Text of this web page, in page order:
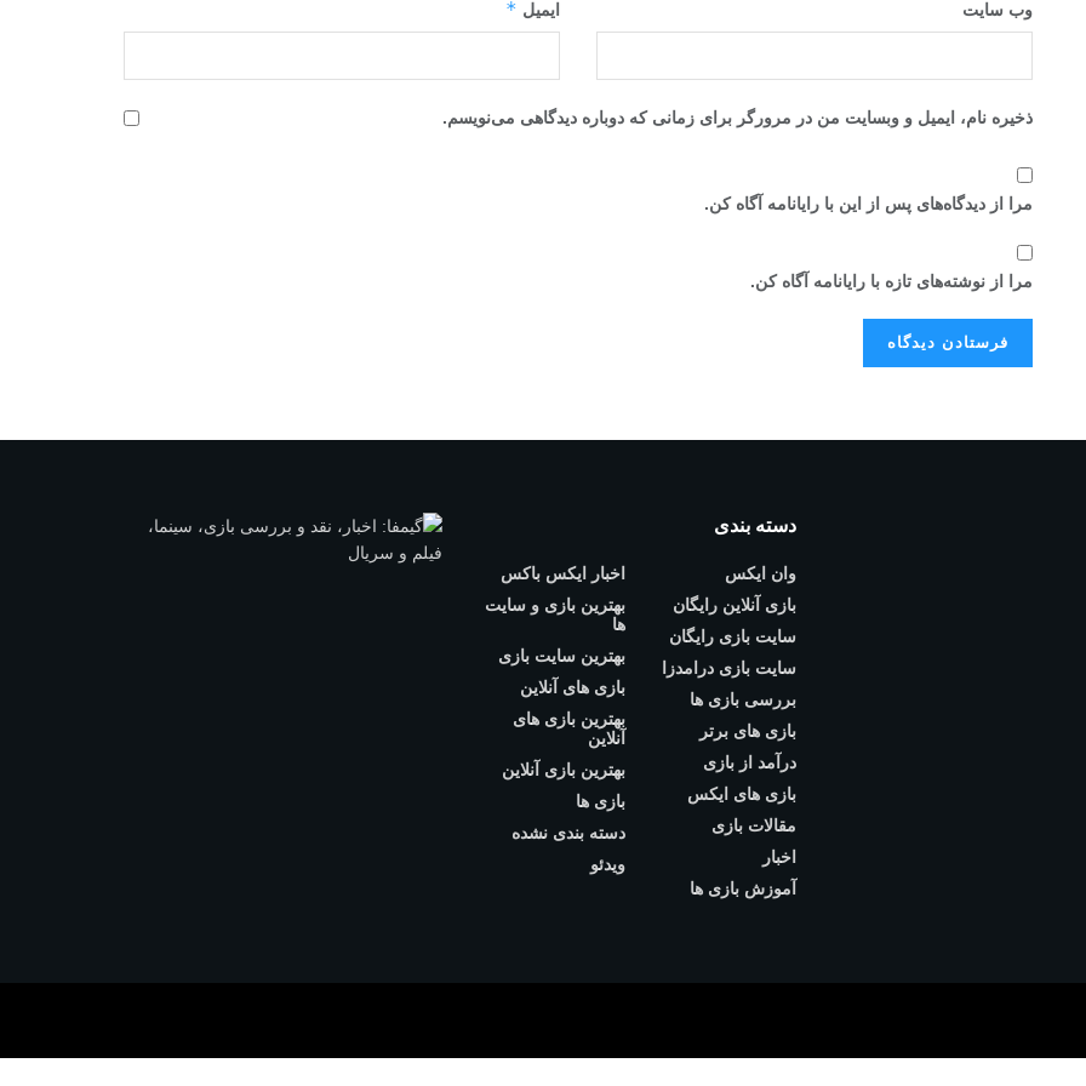
ایمیل * وب‌ سایت
ذخیره نام، ایمیل و وبسایت من در مرورگر برای زمانی که دوباره دیدگاهی می‌نویسم.
مرا از دیدگاه‌های پس از این با رایانامه آگاه کن.
مرا از نوشته‌های تازه با رایانامه آگاه کن.
دسته بندی
وان ایکس
بازی آنلاین رایگان
سایت بازی رایگان
سایت بازی درامدزا
بررسی بازی ها
بازی های برتر
درآمد از بازی
بازی های ایکس
مقالات بازی
اخبار
آموزش بازی ها
اخبار ایکس باکس
بهترین بازی و سایت
ها
بهترین سایت بازی
بازی های آنلاین
بهترین بازی های
آنلاین
بهترین بازی آنلاین
بازی ها
دسته بندی نشده
ویدئو